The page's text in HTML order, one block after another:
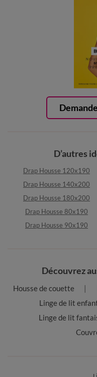
D’autres
Drap Housse 120x190
Drap Housse 140x200
Drap Housse 180x200
Drap Housse 80x190
Drap Housse 90x190
Découvrez
Housse de couette
Linge de lit
Linge de lit